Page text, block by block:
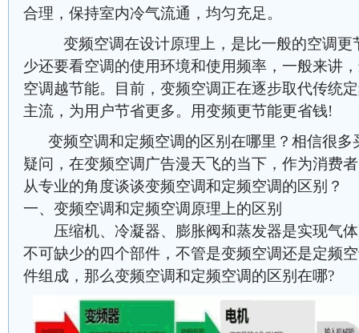
合理，保持室内冷气流通，均匀充足。
变频空调在设计原理上，是比一般的空调更
少还要看空调的使用环境和使用频率，一般来讲
空调越节能。目前，变频空调正在逐步取代传统
主流，为用户节省更多。用变频更节能更省钱!
变频空调和定频空调的区别在哪里？相信很多
疑问，在变频空调广告漫天飞的当下，作为消费
从专业的角度谈谈变频空调和定频空调的区别？
一、变频空调和定频空调原理上的区别
压缩机、冷凝器、膨胀阀和蒸发器是实现气体
不可缺少的四个部件，不管是变频空调还是定频
件组成，那么变频空调和定频空调的区别在哪?